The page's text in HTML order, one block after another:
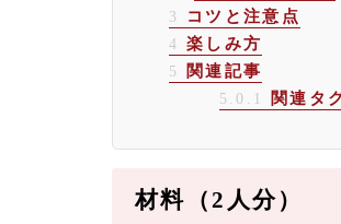
3 コツと注意点
4 楽しみ方
5 関連記事
5.0.1 関連タ
材料（2人分）